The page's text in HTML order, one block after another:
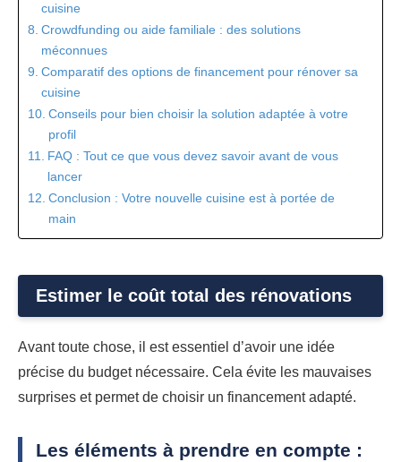
cuisine
Crowdfunding ou aide familiale : des solutions
méconnues
Comparatif des options de financement pour rénover sa
cuisine
Conseils pour bien choisir la solution adaptée à votre
profil
FAQ : Tout ce que vous devez savoir avant de vous
lancer
Conclusion : Votre nouvelle cuisine est à portée de
main
Estimer le coût total des rénovations
Avant toute chose, il est essentiel d’avoir une idée
précise du budget nécessaire. Cela évite les mauvaises
surprises et permet de choisir un financement adapté.
Les éléments à prendre en compte :